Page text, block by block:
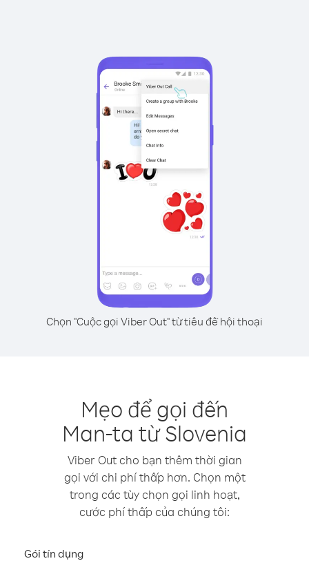
Chọn "Cuộc gọi Viber Out" từ tiêu đề hội thoại
Mẹo để gọi đến
Man-ta từ Slovenia
Viber Out cho bạn thêm thời gian
gọi với chi phí thấp hơn. Chọn một
trong các tùy chọn gọi linh hoạt,
cước phí thấp của chúng tôi:
Gói tín dụng